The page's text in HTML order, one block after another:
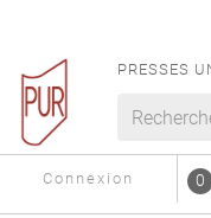
PRESSES
Connexion 0